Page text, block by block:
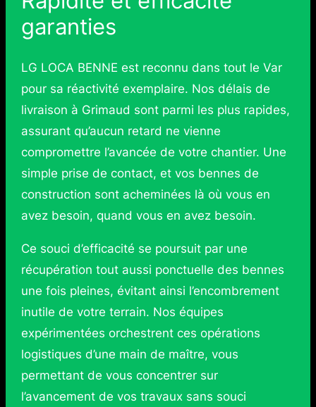
garanties
LG LOCA BENNE est reconnu dans tout le Var
pour sa réactivité exemplaire. Nos délais de
livraison à Grimaud sont parmi les plus rapides,
assurant qu’aucun retard ne vienne
compromettre l’avancée de votre chantier. Une
simple prise de contact, et vos bennes de
construction sont acheminées là où vous en
avez besoin, quand vous en avez besoin.
Ce souci d’efficacité se poursuit par une
récupération tout aussi ponctuelle des bennes
une fois pleines, évitant ainsi l’encombrement
inutile de votre terrain. Nos équipes
expérimentées orchestrent ces opérations
logistiques d’une main de maître, vous
permettant de vous concentrer sur
l’avancement de vos travaux sans souci